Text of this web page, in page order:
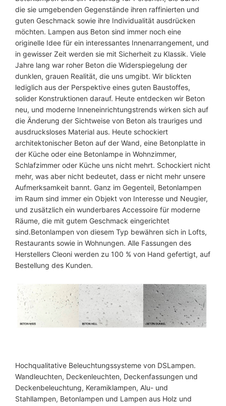
t
k
o
M
e
n
g
e
die sie umgebenden Gegenstände ihren raffinierten und
guten Geschmack sowie ihre Individualität ausdrücken
möchten. Lampen aus Beton sind immer noch eine
originelle Idee für ein interessantes Innenarrangement, und
in gewisser Zeit werden sie mit Sicherheit zu Klassik. Viele
Jahre lang war roher Beton die Widerspiegelung der
dunklen, grauen Realität, die uns umgibt. Wir blickten
lediglich aus der Perspektive eines guten Baustoffes,
solider Konstruktionen darauf. Heute entdecken wir Beton
neu, und moderne Inneneinrichtungstrends wirken sich auf
die Änderung der Sichtweise von Beton als trauriges und
ausdrucksloses Material aus. Heute schockiert
architektonischer Beton auf der Wand, eine Betonplatte in
der Küche oder eine Betonlampe in Wohnzimmer,
Schlafzimmer oder Küche uns nicht mehrt. Schockiert nicht
mehr, was aber nicht bedeutet, dass er nicht mehr unsere
Aufmerksamkeit bannt. Ganz im Gegenteil, Betonlampen
im Raum sind immer ein Objekt von Interesse und Neugier,
und zusätzlich ein wunderbares Accessoire für moderne
Räume, die mit gutem Geschmack eingerichtet
sind.Betonlampen von diesem Typ bewähren sich in Lofts,
Restaurants sowie in Wohnungen. Alle Fassungen des
Herstellers Cleoni werden zu 100 % von Hand gefertigt, auf
Bestellung des Kunden.
Hochqualitative Beleuchtungssysteme von DSLampen.
Wandleuchten, Deckenleuchten, Deckenfassungen und
Deckenbeleuchtung, Keramiklampen, Alu- und
Stahllampen, Betonlampen und Lampen aus Holz und